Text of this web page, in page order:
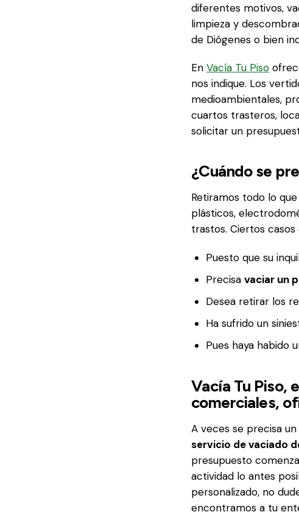
diferentes motivos,
limpieza y
de Diógenes o bien
En Vacía Tu Piso
nos indique. Los
medioambientales,
cuartos trasteros,
solicitar un
¿Cuándo se
Retiramos todo lo
plásticos,
trastos. Ciertos
Puesto que su
Precisa vaciar un
Desea retirar los
Ha sufrido un
Pues haya habido
Vacía Tu Piso,
comerciales,
A veces se precisa
servicio de vaciado
presupuesto
actividad lo antes
personalizado, no
encontramos a tu